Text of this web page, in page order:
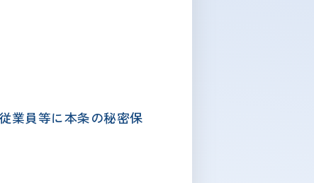
業員等に本条の秘密保